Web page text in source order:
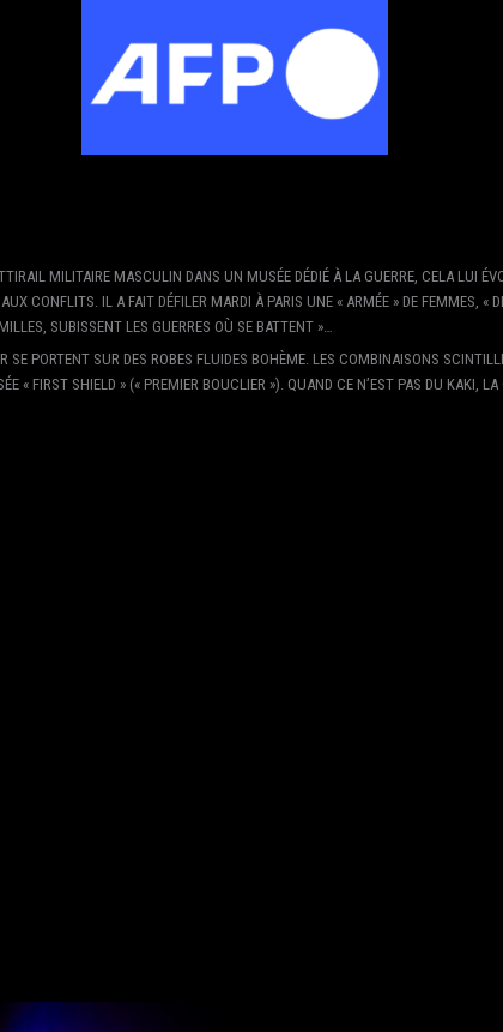
MILITAIRE MASCULIN DANS UN MUSÉE DÉDIÉ À LA GUERRE, CELA LUI
CONFLITS. IL A FAIT DÉFILER MARDI À PARIS UNE « ARMÉE » DE FEMMES, «
SUBISSENT LES GUERRES OÙ SE BATTENT »…
SE PORTENT SUR DES ROBES FLUIDES BOHÈME. LES COMBINAISONS
« FIRST SHIELD » (« PREMIER BOUCLIER »). QUAND CE N’EST PAS DU KAKI,